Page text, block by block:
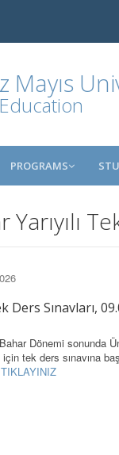
Mayıs
PROGRAMS
Ders Sınavları,
Dönemi
tek ders sınavına